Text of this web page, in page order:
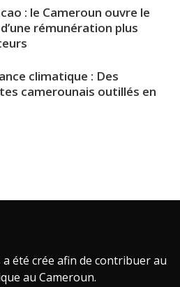
: le Cameroun ouvre le
rémunération plus
climatique : Des
camerounais outillés en
été crée afin de contribuer au
au Cameroun.